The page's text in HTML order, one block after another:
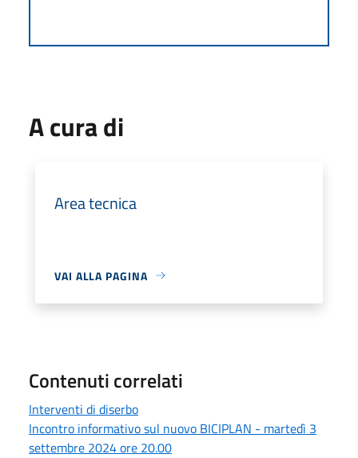
A cura di
Area tecnica
VAI ALLA PAGINA
Contenuti correlati
Interventi di diserbo
Incontro informativo sul nuovo BICIPLAN - martedì 3
settembre 2024 ore 20.00